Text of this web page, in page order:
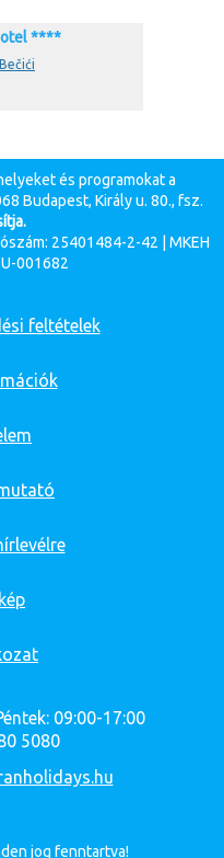
****
és programokat a
Budapest, Király u. 80., fsz.
25401484-2-42 | MKEH
001682
feltételek
09:00-17:00
5080
jog fenntartva!